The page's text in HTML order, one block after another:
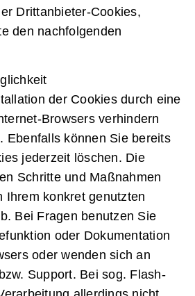
Drittanbieter-Cookies,
den nachfolgenden
der Cookies durch eine
Browsers verhindern
Ebenfalls können Sie bereits
jederzeit löschen. Die
Schritte und Maßnahmen
Ihrem konkret genutzten
Bei Fragen benutzen Sie
oder Dokumentation
oder wenden sich an
Support. Bei sog. Flash-